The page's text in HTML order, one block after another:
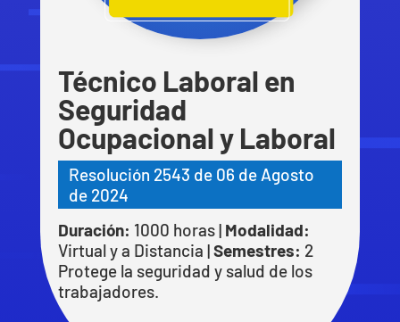
Técnico Laboral en
Seguridad
Ocupacional y Laboral
Resolución 2543 de 06 de Agosto
de 2024
Duración: 1000 horas | Modalidad:
Virtual y a Distancia |Semestres: 2
Protege la seguridad y salud de los
trabajadores.